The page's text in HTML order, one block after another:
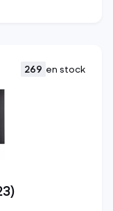
269 en stock